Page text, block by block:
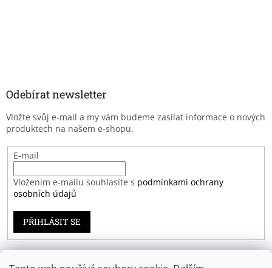
Odebírat newsletter
Vložte svůj e-mail a my vám budeme zasílat informace o nových
produktech na našem e-shopu.
E-mail
Vložením e-mailu souhlasíte s podmínkami ochrany
osobních údajů
PŘIHLÁSIT SE